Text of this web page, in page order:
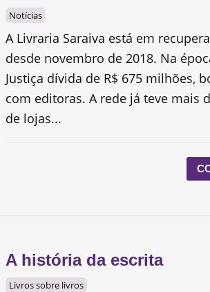
Notícias
A Livraria Saraiva está em
desde novembro de 2018. Na
Justiça dívida de R$ 675 milhões,
com editoras. A rede já teve mais
de lojas...
A história da escrita
Livros sobre livros